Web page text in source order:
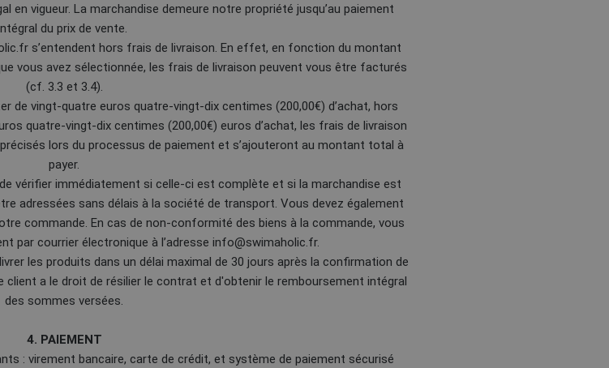
vigueur. La marchandise demeure notre propriété jusqu’au paiement
du prix de vente.
s’entendent hors frais de livraison. En effet, en fonction du montant
vous avez sélectionnée, les frais de livraison peuvent vous être facturés
(cf. 3.3 et 3.4).
de vingt-quatre euros quatre-vingt-dix centimes (200,00€) d’achat, hors
quatre-vingt-dix centimes (200,00€) euros d’achat, les frais de livraison
lors du processus de paiement et s’ajouteront au montant total à
payer.
vérifier immédiatement si celle-ci est complète et si la marchandise est
adressées sans délais à la société de transport. Vous devez également
commande. En cas de non-conformité des biens à la commande, vous
par courrier électronique à l’adresse info@swimaholic.fr.
les produits dans un délai maximal de 30 jours après la confirmation de
client a le droit de résilier le contrat et d'obtenir le remboursement intégral
des sommes versées.
4. PAIEMENT
: virement bancaire, carte de crédit, et système de paiement sécurisé